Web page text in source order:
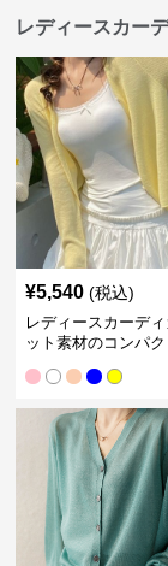
レディースカー
¥5,540 (税込)
レディースカーデ
ット素材のコンパ